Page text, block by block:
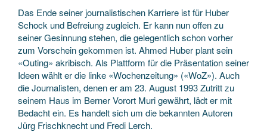
Das Ende seiner journalistischen Karriere ist für Huber
Schock und Befreiung zugleich. Er kann nun offen zu
seiner Gesinnung stehen, die gelegentlich schon vorher
zum Vorschein gekommen ist. Ahmed Huber plant sein
«Outing» akribisch. Als Plattform für die Präsentation seiner
Ideen wählt er die linke «Wochenzeitung» («WoZ»). Auch
die Journalisten, denen er am 23. August 1993 Zutritt zu
seinem Haus im Berner Vorort Muri gewährt, lädt er mit
Bedacht ein. Es handelt sich um die bekannten Autoren
Jürg Frischknecht und Fredi Lerch.